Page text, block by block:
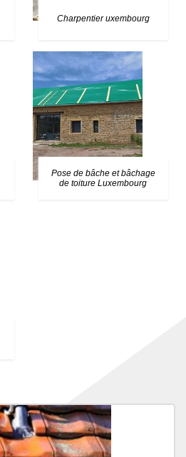
Charpentier uxembourg
Pose de bâche et bâchage
de toiture Luxembourg